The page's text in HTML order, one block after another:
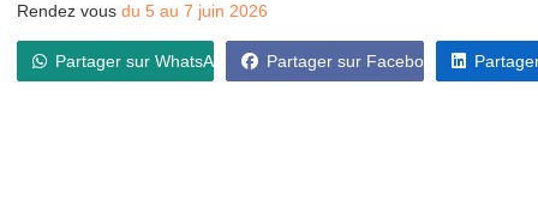
Rendez vous du 5 au 7 juin 2026
Partager sur WhatsApp Partager sur Facebook